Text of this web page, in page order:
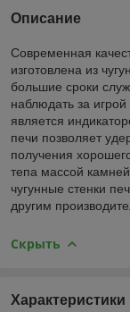
Описание
Современная
изготовлена из
большие сроки
наблюдать за
является
печи позволяет
получения
тепа массой
чугунные стенки
другим
Скрыть
Характеристики